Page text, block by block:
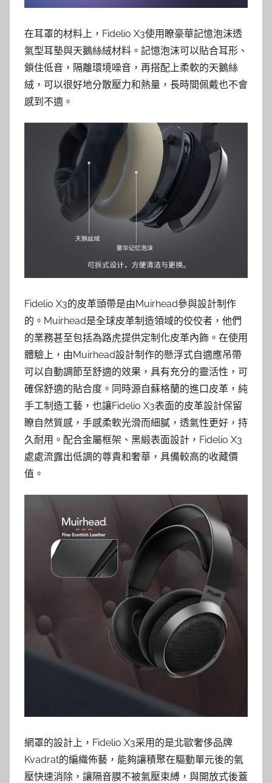
在耳罩的材料上，Fidelio X3使用瞭豪華記憶泡沫透
氣型耳墊與天鵝絲絨材料。記憶泡沫可以貼合耳形、
鎖住低音，隔離環境噪音，再搭配上柔軟的天鵝絲
絨，可以很好地分散壓力和熱量，長時間佩戴也不會
感到不適。
Fidelio X3的皮革頭帶是由Muirhead參與設計制作
的。Muirhead是全球皮革制造領域的佼佼者，他們
的業務甚至包括為路虎提供定制化皮革內飾。在使用
體驗上，由Muirhead設計制作的懸浮式自適應吊帶
可以自動調節至舒適的效果，具有充分的靈活性，可
確保舒適的貼合度。同時源自蘇格蘭的進口皮革，純
手工制造工藝，也讓Fidelio X3表面的皮革設計保留
瞭自然質感，手感柔軟光滑而細膩，透氣性更好，持
久耐用。配合金屬框架、黑緞表面設計，Fidelio X3
處處流露出低調的尊貴和奢華，具備較高的收藏價
值。
網罩的設計上，Fidelio X3采用的是北歐奢侈品牌
Kvadrat的編織佈藝，能夠讓積聚在驅動單元後的氣
壓快速消除，讓隔音膜不被氣壓束縛，與開放式後蓋